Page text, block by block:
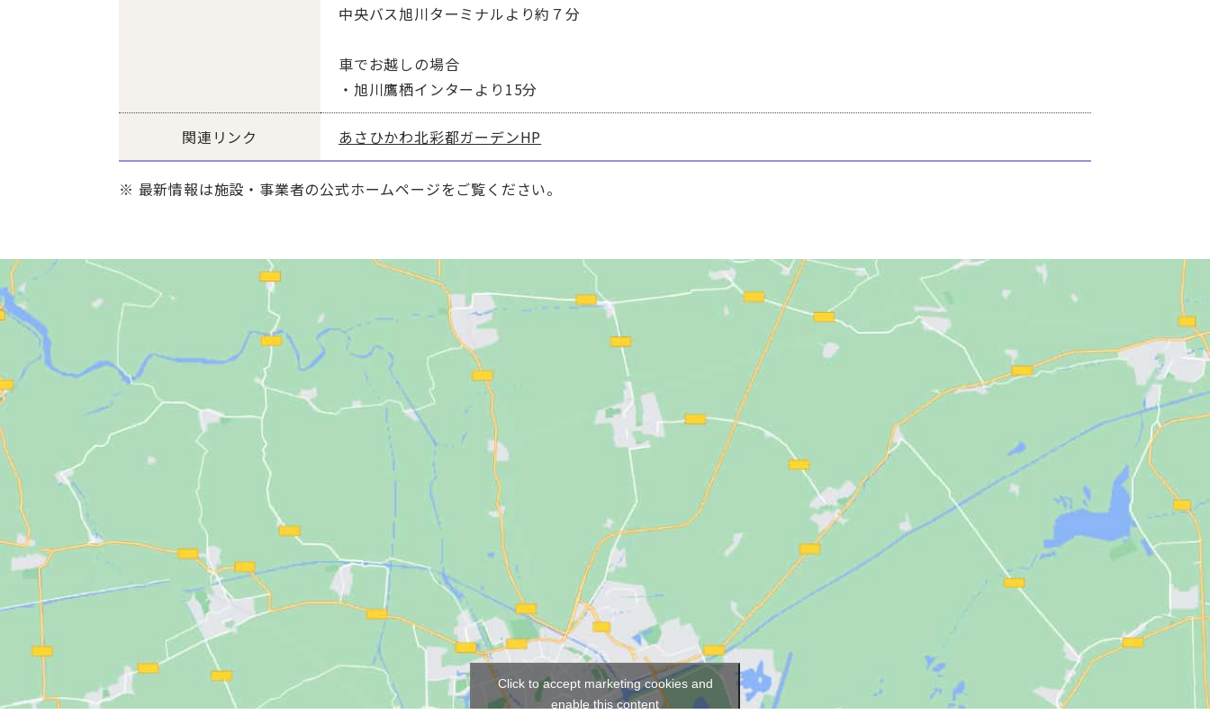
中央バス旭川ターミナルより約７分
車でお越しの場合
・旭川鷹栖インターより15分
関連リンク あさひかわ北彩都ガーデンHP
※ 最新情報は施設・事業者の公式ホームページをご覧ください。
Click to accept marketing cookies and
enable this content